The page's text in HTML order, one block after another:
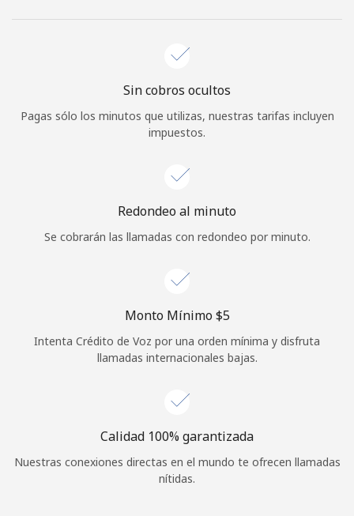
¿Olvidaste tu contraseña? →
o
Continuar con
Sin cobros ocultos
Pagas sólo los minutos que utilizas, nuestras tarifas incluyen
impuestos.
Redondeo al minuto
Se cobrarán las llamadas con redondeo por minuto.
Monto Mínimo ⁦$5⁩
Intenta Crédito de Voz por una orden mínima y disfruta
llamadas internacionales bajas.
Calidad 100% garantizada
Nuestras conexiones directas en el mundo te ofrecen llamadas
nítidas.